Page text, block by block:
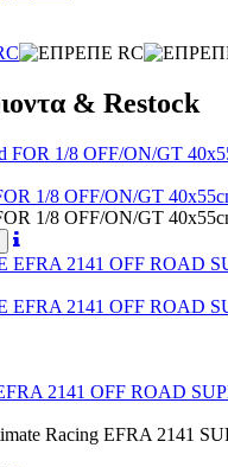
& Restock
1/8 OFF/ON/GT
1/8 OFF/ON/GT
2141 OFF ROAD
Racing EFRA 2141